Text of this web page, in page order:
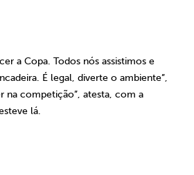
a Copa. Todos nós assistimos e
É legal, diverte o ambiente”,
na competição”, atesta, com a
lá.